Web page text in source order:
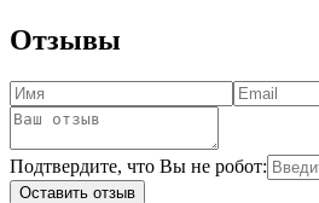
Отзывы
Подтвердите, что Вы не робот:
Оставить отзыв